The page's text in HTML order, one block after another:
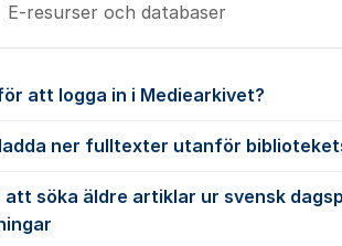
E-resurser och databaser
och
att logga in i Mediearkivet?
ner fulltexter utanför
söka äldre artiklar ur svensk